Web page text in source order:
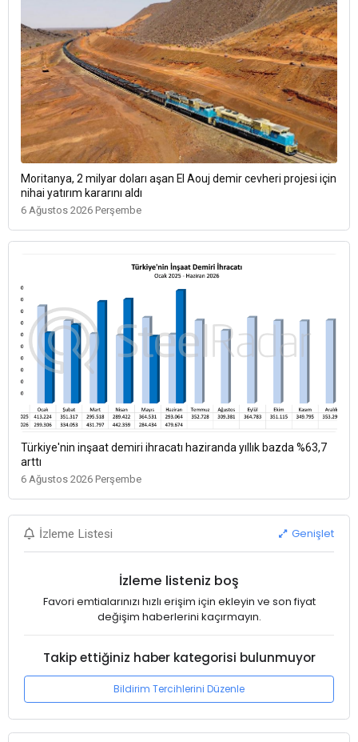
Moritanya, 2 milyar doları aşan El Aouj demir cevheri projesi için
nihai yatırım kararını aldı
6 Ağustos 2026 Perşembe
Türkiye'nin inşaat demiri ihracatı haziranda yıllık bazda %63,7
arttı
6 Ağustos 2026 Perşembe
İzleme Listesi Genişlet
İzleme listeniz boş
Favori emtialarınızı hızlı erişim için ekleyin ve son fiyat
değişim haberlerini kaçırmayın.
Takip ettiğiniz haber kategorisi bulunmuyor
Bildirim Tercihlerini Düzenle